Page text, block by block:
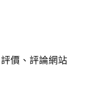
價、評論網站